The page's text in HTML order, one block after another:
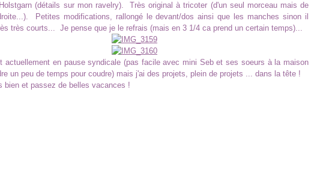
(détails sur mon ravelry). Très original à tricoter (d'un seul morceau mais de
Petites modifications, rallongé le devant/dos ainsi que les manches sinon il
très courts... Je pense que je le refrais (mais en 3 1/4 ca prend un certain temps)...
actuellement en pause syndicale (pas facile avec mini Seb et ses soeurs à la maison
un peu de temps pour coudre) mais j'ai des projets, plein de projets ... dans la tête !
bien et passez de belles vacances !